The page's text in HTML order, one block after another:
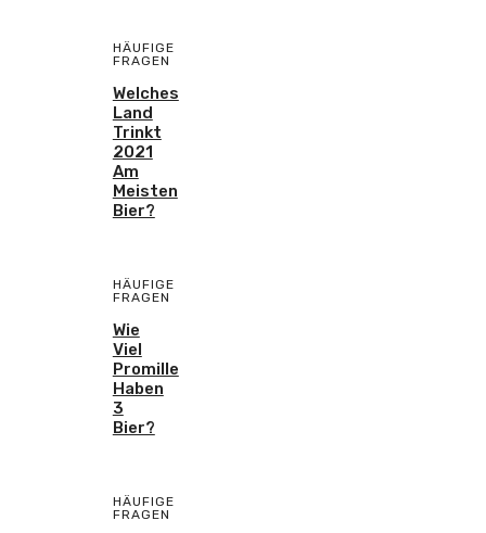
HÄUFIGE
FRAGEN
Welches
Land
Trinkt
2021
Am
Meisten
Bier?
HÄUFIGE
FRAGEN
Wie
Viel
Promille
Haben
3
Bier?
HÄUFIGE
FRAGEN